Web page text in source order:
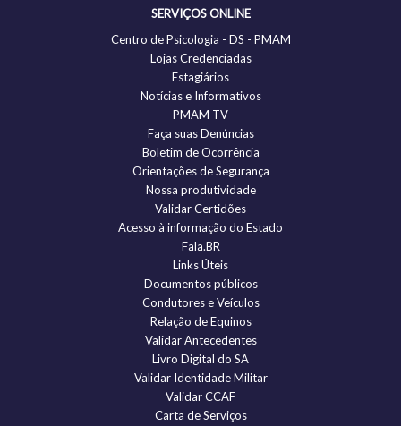
SERVIÇOS ONLINE
Centro de Psicologia - DS - PMAM
Lojas Credenciadas
Estagiários
Notícias e Informativos
PMAM TV
Faça suas Denúncias
Boletim de Ocorrência
Orientações de Segurança
Nossa produtividade
Validar Certidões
Acesso à informação do Estado
Fala.BR
Links Úteis
Documentos públicos
Condutores e Veículos
Relação de Equinos
Validar Antecedentes
Livro Digital do SA
Validar Identidade Militar
Validar CCAF
Carta de Serviços